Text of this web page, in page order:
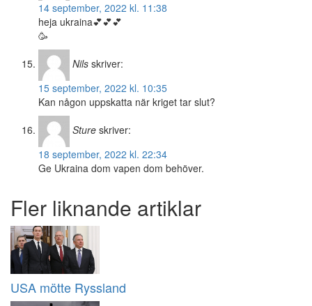
14 september, 2022 kl. 11:38
heja ukraina💕💕💕
🥳
Nils skriver:
15 september, 2022 kl. 10:35
Kan någon uppskatta när kriget tar slut?
Sture skriver:
18 september, 2022 kl. 22:34
Ge Ukraina dom vapen dom behöver.
Fler liknande artiklar
USA mötte Ryssland